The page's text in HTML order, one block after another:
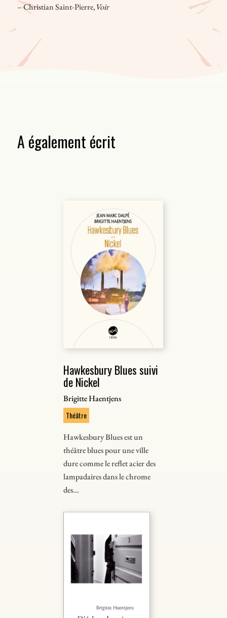
– Christian Saint-Pierre,Voir
A également écrit
Hawkesbury Blues suivi
de Nickel
Brigitte Haentjens
Théâtre
Hawkesbury Blues est un
théâtre blues pour une ville
dure comme le reflet acier des
lampadaires dans le chrome
des...